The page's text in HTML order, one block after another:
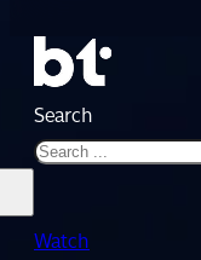
Search
Watch